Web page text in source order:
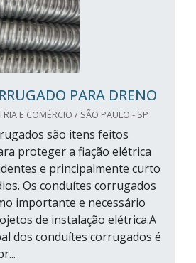
PARA DRENO
E COMÉRCIO / SÃO PAULO - SP
são itens feitos
proteger a fiação elétrica
e principalmente curto
Os conduítes corrugados
importante e necessário
de instalação elétrica.A
dos conduítes corrugados é